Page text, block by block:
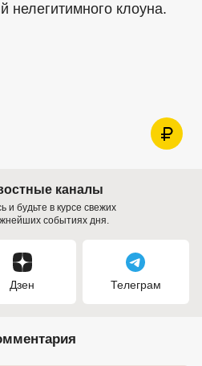
нелегитимного клоуна.
каналы
и будьте в курсе свежих
событиях дня.
Дзен Телеграм